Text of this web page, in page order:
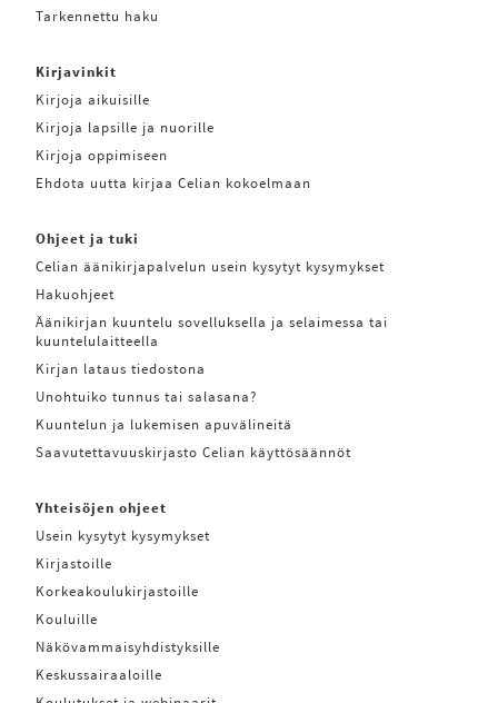
Tarkennettu haku
Kirjavinkit
Kirjoja aikuisille
Kirjoja lapsille ja nuorille
Kirjoja oppimiseen
Ehdota uutta kirjaa Celian kokoelmaan
Ohjeet ja tuki
Celian äänikirjapalvelun usein kysytyt kysymykset
Hakuohjeet
Äänikirjan kuuntelu sovelluksella ja selaimessa tai
kuuntelulaitteella
Kirjan lataus tiedostona
Unohtuiko tunnus tai salasana?
Kuuntelun ja lukemisen apuvälineitä
Saavutettavuuskirjasto Celian käyttösäännöt
Yhteisöjen ohjeet
Usein kysytyt kysymykset
Kirjastoille
Korkeakoulukirjastoille
Kouluille
Näkövammaisyhdistyksille
Keskussairaaloille